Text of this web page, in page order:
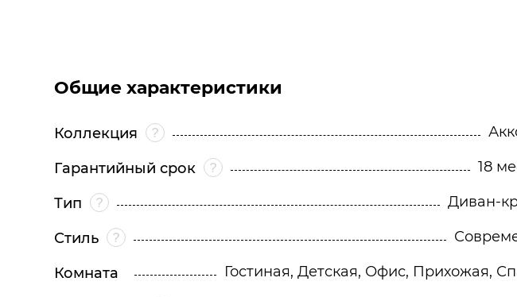
Общие характеристики
Коллекция
Гарантийный срок 18
Тип Диван-
Стиль
Комната Гостиная, Детская, Офис, Прихожая,